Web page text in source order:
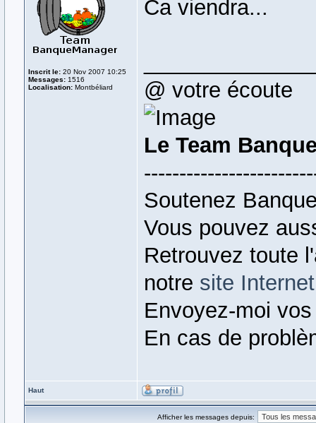
Inscrit le: 20 Nov 2007 10:25
Messages: 1516
Localisation: Montbéliard
Ca viendra...
@ votre écoute
Le Team
Soutenez
Vous pouvez
Retrouvez toute
notre site Internet
Envoyez-moi
En cas de
Haut
Afficher les messages depuis: